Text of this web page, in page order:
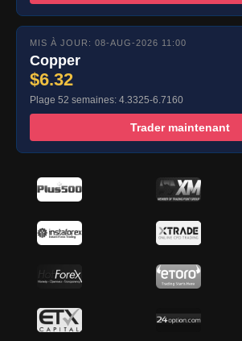
MIS À JOUR: 08-AUG-2026 11:00
Copper
$6.32
Plage 52 semaines: 4.3325-6.7160
Trader maintenant